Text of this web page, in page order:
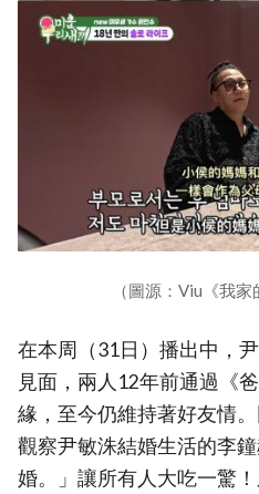
（圖源：Viu《我家
在本周（31日）播出中，
見面，兩人12年前通過《
緣，至今仍維持著好友情
觀察尹敏洙結婚生活的李
婚。」讓所有人大吃一驚